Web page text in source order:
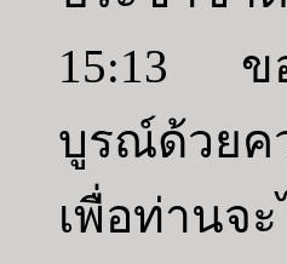
15:13 ขอ
บูรณ์ด้วยค
เพื่อท่านจ